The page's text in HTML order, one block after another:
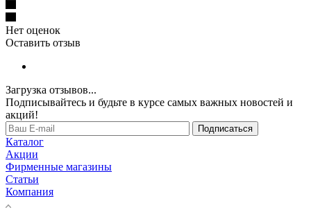
Нет оценок
Оставить отзыв
Загрузка отзывов...
Подписывайтесь и будьте в курсе самых важных новостей и
акций!
Подписаться
Каталог
Акции
Фирменные магазины
Статьи
Компания